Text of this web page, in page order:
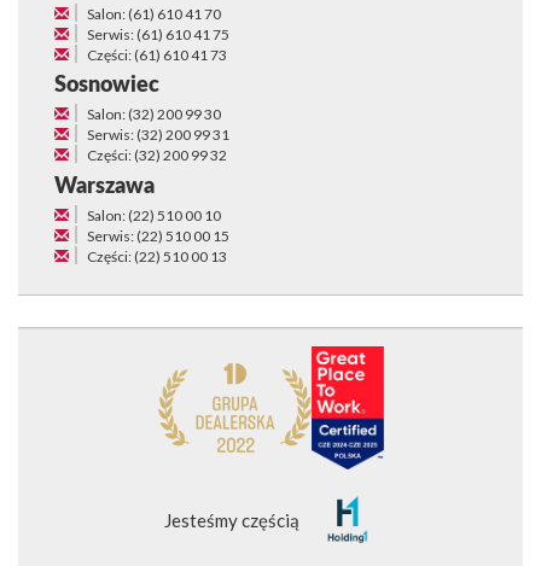
Salon: (61) 610 41 70
Serwis: (61) 610 41 75
Części: (61) 610 41 73
Sosnowiec
Salon: (32) 200 99 30
Serwis: (32) 200 99 31
Części: (32) 200 99 32
Warszawa
Salon: (22) 510 00 10
Serwis: (22) 510 00 15
Części: (22) 510 00 13
Jesteśmy częścią